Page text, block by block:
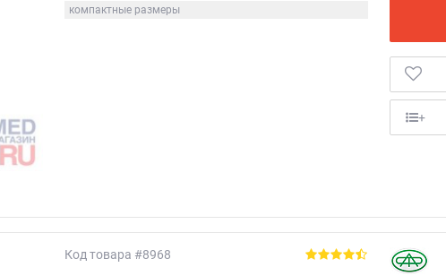
компактные размеры
+
Код товара #8968